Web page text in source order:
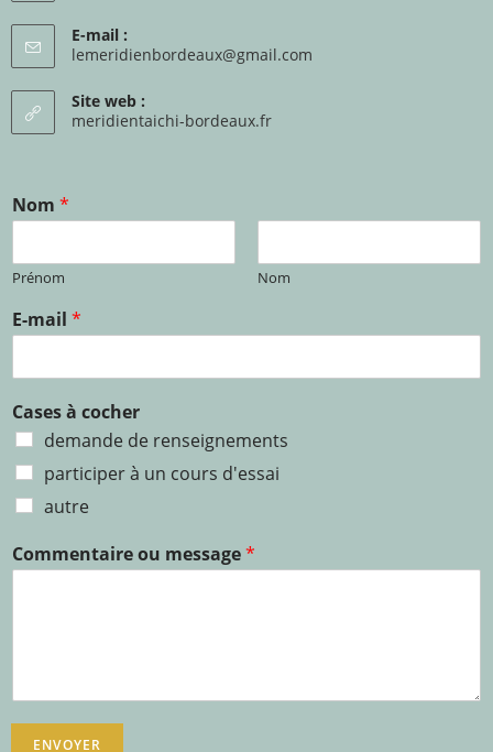
E-mail :
lemeridienbordeaux@gmail.com
Site web :
meridientaichi-bordeaux.fr
Nom *
Prénom Nom
E-mail *
Cases à cocher
demande de renseignements
participer à un cours d'essai
autre
Commentaire ou message*
ENVOYER